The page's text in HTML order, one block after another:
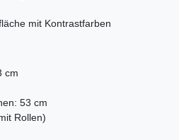
mit Kontrastfarben
cm
53 cm
Rollen)